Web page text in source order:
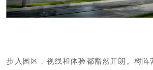
步入园区，视线和体验都豁然开朗。树阵